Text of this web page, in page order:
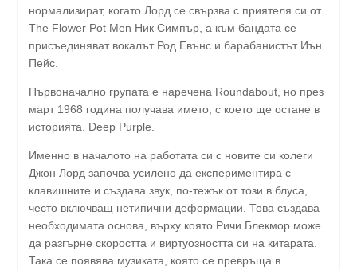
нормализират, когато Лорд се свързва с приятеля си от
The Flower Pot Men Ник Симпър, а към бандата се
присъединяват вокалът Род Евънс и барабанистът Иън
Пейс.
Първоначално групата е наречена Roundabout, но през
март 1968 година получава името, с което ще остане в
историята. Deep Purple.
Именно в началото на работата си с новите си колеги
Джон Лорд започва усилено да експериментира с
клавишните и създава звук, по-тежък от този в блуса,
често включващ нетипични деформации. Това създава
необходимата основа, върху която Ричи Блекмор може
да разгърне скоростта и виртуозността си на китарата.
Така се появява музиката, която се превръща в